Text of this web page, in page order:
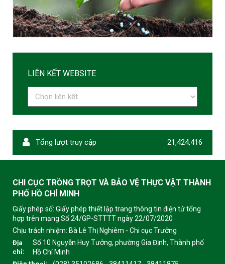
LIÊN KẾT WEBSITE
Tổng lượt truy cập 21,424,416
CHI CỤC TRỒNG TRỌT VÀ BẢO VỆ THỰC VẬT THÀNH
PHỐ HỒ CHÍ MINH
Giấy phép số: Giấy phép thiết lập trang thông tin điện tử tổng
hợp trên mạng Số 24/GP-STTTT ngày 22/07/2020
Chịu trách nhiệm: Bà Lê Thị Nghiêm - Chi cục Trưởng
Địa
chỉ:
Số 10 Nguyễn Huy Tưởng, phường Gia Định, Thành phố
Hồ Chí Minh